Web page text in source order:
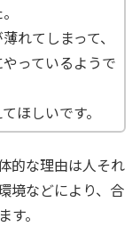
れてしまって、
っているようで
ほしいです。
的な理由は人それ
境などにより、合
。